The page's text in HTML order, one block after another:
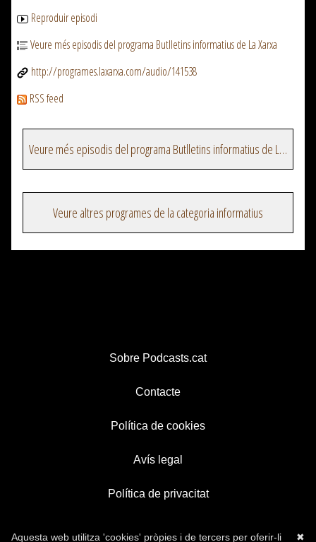
Reproduir episodi
Veure més episodis del programa Butlletins informatius de La Xarxa
http://programes.laxarxa.com/audio/141538
RSS feed
Veure més episodis del programa Butlletins informatius de La Xarxa
Veure altres programes de la categoria informatius
Sobre Podcasts.cat
Contacte
Política de cookies
Avís legal
Política de privacitat
✖
Aquesta web utilitza 'cookies' pròpies i de tercers per oferir-li